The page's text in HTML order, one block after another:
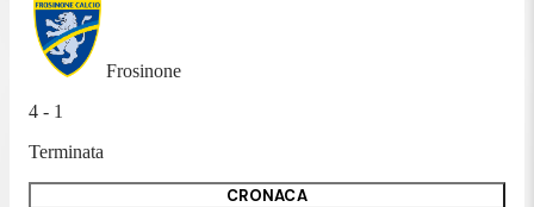
Frosinone
4 - 1
Terminata
CRONACA